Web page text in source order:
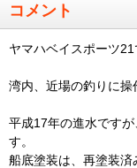
コメント
ヤマハベイスポーツ21
湾内、近場の釣りに操
平成17年の進水です
す。
船底塗装は、再塗装済